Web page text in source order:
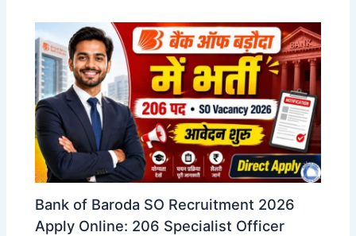
Bank of Baroda SO Recruitment 2026
Apply Online: 206 Specialist Officer